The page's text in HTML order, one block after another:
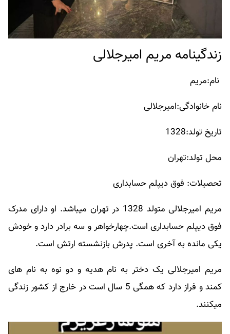
زندگینامه مریم امیرجلالی
نام:مریم
نام خانوادگی:امیرجلالی
تاریخ تولد:1328
محل تولد:تهران
تحصیلات: فوق دیپلم حسابداری
مریم امیرجلالی متولد 1328 در تهران میباشد. او دارای مدرک
فوق دیپلم حسابداری است.چهارخواهر و سه برادر دارد و خودش
یکی مانده به آخری است. پدرش بازنشسته ارتش است.
مریم امیرجلالی یک دختر به نام هدیه و دو نوه به نام های
کمند و فراز دارد که همگی 5 سال است در خارج از کشور زندگی
میکنند.